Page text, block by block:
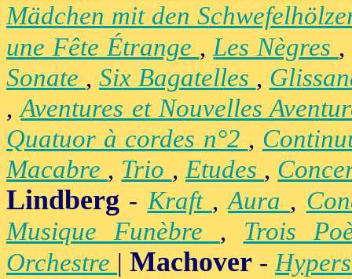
Mädchen mit den
une Fête Étrange ,Les Nègres ,
Sonate , Six Bagatelles ,
,Aventures et Nouvelles
Quatuor à cordes n°2 ,
Macabre , Trio ,Etudes ,
Lindberg -Kraft ,Aura ,
Musique Funèbre , Trois
Orchestre | Machover -